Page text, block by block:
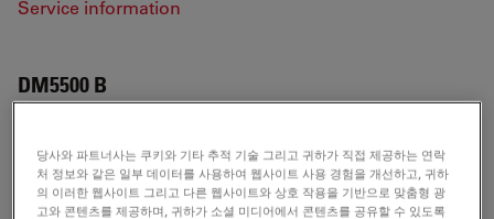
Service information
DM5500 B
APPLICATION NOTES
당사와 파트너사는 쿠키와 기타 추적 기술 그리고 귀하가 직접 제공하는 연락
처 정보와 같은 일부 데이터를 사용하여 웹사이트 사용 경험을 개선하고, 귀하
의 이러한 웹사이트 그리고 다른 웹사이트와 상호 작용을 기반으로 맞춤형 광
고와 콘텐츠를 제공하며, 귀하가 소셜 미디어에서 콘텐츠를 공유할 수 있도록